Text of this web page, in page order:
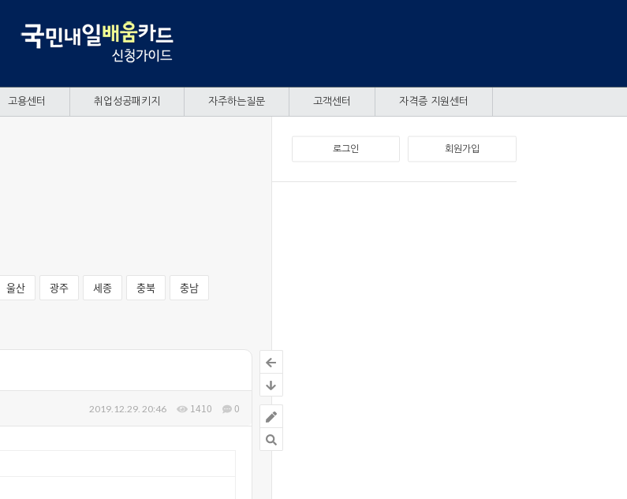
고용센터 취업성공패키지 자주하는질문 고객센터 자격증 지원센터
로그인 회원가입
울산 광주 세종 충북
충남
2019.12.29. 20:46 1410 0